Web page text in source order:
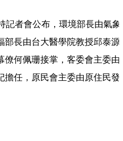
記者會公布，環境部長由氣象
部長由台大醫學院教授邱泰源
僚何佩珊接掌，客委會主委由
擔任，原民會主委由原住民發